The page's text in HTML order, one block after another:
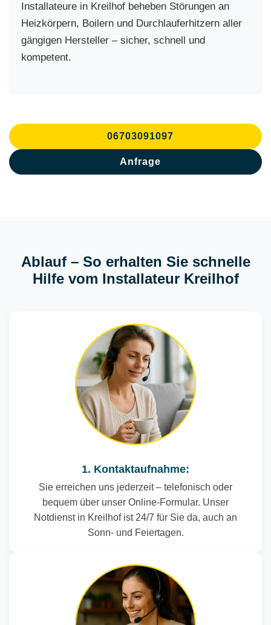
Installateure in Kreilhof beheben Störungen an
Heizkörpern, Boilern und Durchlauferhitzern aller
gängigen Hersteller – sicher, schnell und
kompetent.
06703091097
Anfrage
Ablauf – So erhalten Sie schnelle
Hilfe vom Installateur Kreilhof
1. Kontaktaufnahme:
Sie erreichen uns jederzeit – telefonisch oder
bequem über unser Online-Formular. Unser
Notdienst in Kreilhof ist 24/7 für Sie da, auch an
Sonn- und Feiertagen.